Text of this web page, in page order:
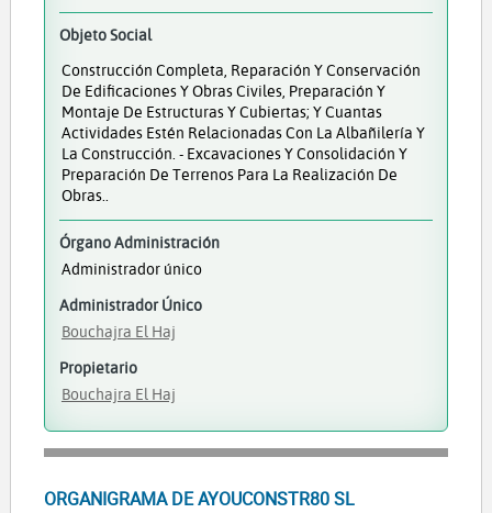
Objeto Social
Construcción Completa, Reparación Y Conservación
De Edificaciones Y Obras Civiles, Preparación Y
Montaje De Estructuras Y Cubiertas; Y Cuantas
Actividades Estén Relacionadas Con La Albañilería Y
La Construcción. - Excavaciones Y Consolidación Y
Preparación De Terrenos Para La Realización De
Obras..
Órgano Administración
Administrador único
Administrador Único
Bouchajra El Haj
Propietario
Bouchajra El Haj
ORGANIGRAMA DE AYOUCONSTR80 SL